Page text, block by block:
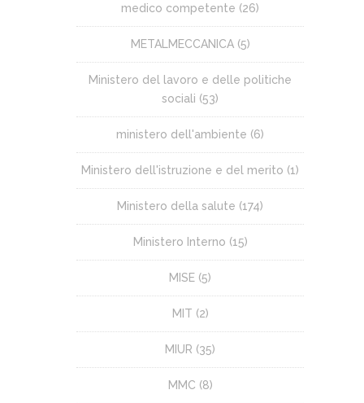
medico competente (26)
METALMECCANICA(5)
Ministero del lavoro e delle politiche
sociali (53)
ministero dell'ambiente (6)
Ministero dell'istruzione e del merito (1)
Ministero della salute (174)
Ministero Interno (15)
MISE (5)
MIT (2)
MIUR (35)
MMC (8)